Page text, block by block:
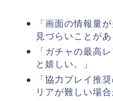
「画面の情報量
見づらいことがあ
「ガチャの最高
と嬉しい。」
「協力プレイ推
リアが難しい場合